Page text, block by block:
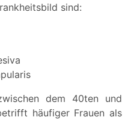
sind:
dem 40ten und
häufiger Frauen als